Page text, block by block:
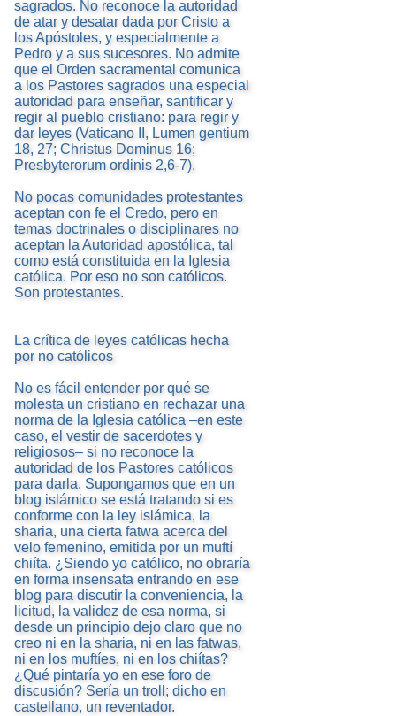
sagrados. No reconoce la autoridad
de atar y desatar dada por Cristo a
los Apóstoles, y especialmente a
Pedro y a sus sucesores. No admite
que el Orden sacramental comunica
a los Pastores sagrados una especial
autoridad para enseñar, santificar y
regir al pueblo cristiano: para regir y
dar leyes (Vaticano II, Lumen gentium
18, 27; Christus Dominus 16;
Presbyterorum ordinis 2,6-7).
No pocas comunidades protestantes
aceptan con fe el Credo, pero en
temas doctrinales o disciplinares no
aceptan la Autoridad apostólica, tal
como está constituida en la Iglesia
católica. Por eso no son católicos.
Son protestantes.
La crítica de leyes católicas hecha
por no católicos
No es fácil entender por qué se
molesta un cristiano en rechazar una
norma de la Iglesia católica –en este
caso, el vestir de sacerdotes y
religiosos– si no reconoce la
autoridad de los Pastores católicos
para darla. Supongamos que en un
blog islámico se está tratando si es
conforme con la ley islámica, la
sharia, una cierta fatwa acerca del
velo femenino, emitida por un muftí
chiíta. ¿Siendo yo católico, no obraría
en forma insensata entrando en ese
blog para discutir la conveniencia, la
licitud, la validez de esa norma, si
desde un principio dejo claro que no
creo ni en la sharia, ni en las fatwas,
ni en los muftíes, ni en los chiítas?
¿Qué pintaría yo en ese foro de
discusión? Sería un troll; dicho en
castellano, un reventador.